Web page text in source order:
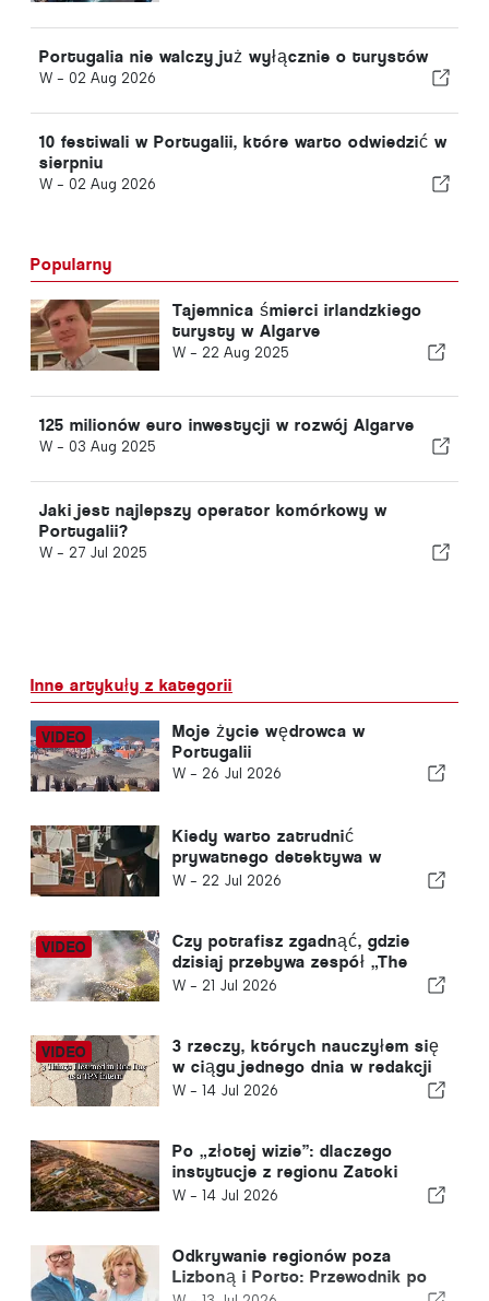
Portugalia nie walczy już wyłącznie o turystów
W - 02 Aug 2026
10 festiwali w Portugalii, które warto odwiedzić w
sierpniu
W - 02 Aug 2026
Popularny
Tajemnica śmierci irlandzkiego
turysty w Algarve
W - 22 Aug 2025
125 milionów euro inwestycji w rozwój Algarve
W - 03 Aug 2025
Jaki jest najlepszy operator komórkowy w
Portugalii?
W - 27 Jul 2025
Inne artykuły z kategorii
Moje życie wędrowca w
Portugalii
W - 26 Jul 2026
Kiedy warto zatrudnić
prywatnego detektywa w
Portugalii? Pięć sytuacji, w
znaczenie
W - 22 Jul 2026
Czy potrafisz zgadnąć, gdzie
dzisiaj przebywa zespół „The
Portugal News”?
W - 21 Jul 2026
3 rzeczy, których nauczyłem się
w ciągu jednego dnia w redakcji
„The Portugal News”
W - 14 Jul 2026
Po „złotej wizie”: dlaczego
instytucje z regionu Zatoki
Perskiej nadal inwestują w
W - 14 Jul 2026
Odkrywanie regionów poza
Lizboną i Porto: Przewodnik po